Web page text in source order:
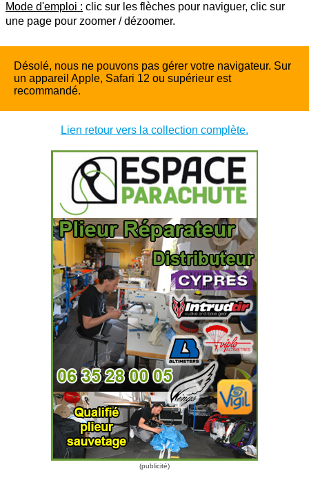
Mode d'emploi : clic sur les flèches pour naviguer, clic sur
une page pour zoomer / dézoomer.
Désolé, nous ne pouvons pas gérer votre navigateur. Sur
un appareil Apple, Safari 12 ou supérieur est
recommandé.
Lien retour vers la collection complète.